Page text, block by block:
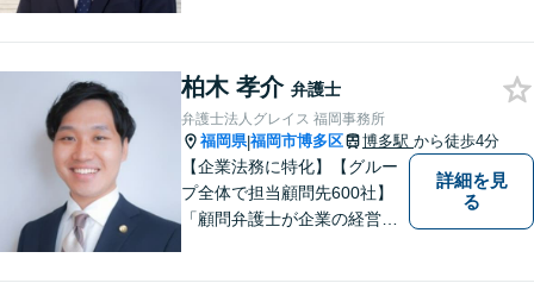
等複数士業の知識が必要な案
件を一括して対応。九州トッ
プクラスの豊富な実績。
柏木 孝介 弁護士
弁護士法人グレイス 福岡事務所
福岡県|福岡市博多区 博多駅 から徒歩4分
【企業法務に特化】【グルー
プ全体で担当顧問先600社】
「顧問弁護士が企業の経営者
詳細を見
る